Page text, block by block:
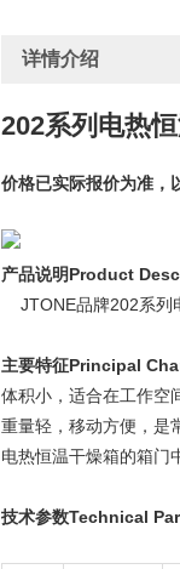
详情介绍
202系列 电热
价格已实际报价为准，
产品说明Product
JTONE品牌202系列
主要特征Principal
体积小，适合在工作空
重量轻，移动方便，是
电热恒温干燥箱的箱门
技术参数Technical